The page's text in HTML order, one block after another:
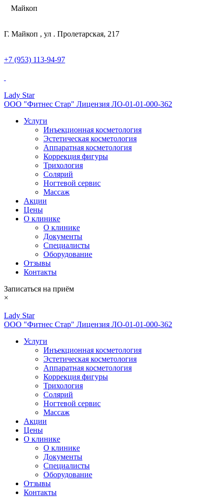
Майкоп
Г. Майкоп , ул . Пролетарская, 217
+7 (953) 113-94-97
Lady Star
ООО "Фитнес Стар" Лицензия ЛО-01-01-000-362
Услуги
Инъекционная косметология
Эстетическая косметология
Аппаратная косметология
Коррекция фигуры
Трихология
Солярий
Ногтевой сервис
Массаж
Акции
Цены
О клинике
О клинике
Документы
Специалисты
Оборудование
Отзывы
Контакты
Записаться на приём
×
Lady Star
ООО "Фитнес Стар" Лицензия ЛО-01-01-000-362
Услуги
Инъекционная косметология
Эстетическая косметология
Аппаратная косметология
Коррекция фигуры
Трихология
Солярий
Ногтевой сервис
Массаж
Акции
Цены
О клинике
О клинике
Документы
Специалисты
Оборудование
Отзывы
Контакты